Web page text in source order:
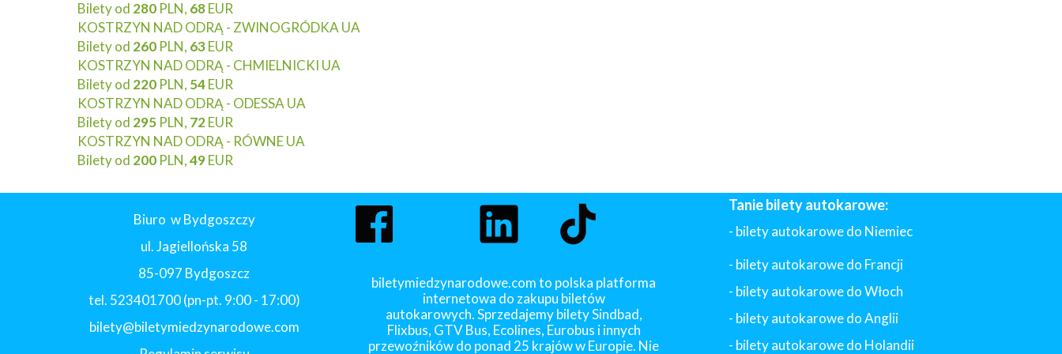
Bilety od 280 PLN, 68EUR
KOSTRZYN NAD ODRĄ - ZWINOGRÓDKA UA
Bilety od 260 PLN, 63EUR
KOSTRZYN NAD ODRĄ - CHMIELNICKI UA
Bilety od 220 PLN, 54EUR
KOSTRZYN NAD ODRĄ - ODESSA UA
Bilety od 295 PLN, 72EUR
KOSTRZYN NAD ODRĄ - RÓWNE UA
Bilety od 200 PLN,49EUR
biletymiedzynarodowe.com to polska platforma
internetowa do zakupu biletów
autokarowych. Sprzedajemy bilety Sindbad,
Flixbus, GTV Bus, Ecolines, Eurobus i innych
przewoźników do ponad 25 krajów w Europie. Nie
Tanie bilety autokarowe:
- bilety autokarowe do Niemiec
- bilety autokarowe do Francji
- bilety autokarowe do Włoch
- bilety autokarowe do Anglii
- bilety autokarowe do Holandii
Biuro w Bydgoszczy
ul. Jagiellońska 58
85-097 Bydgoszcz
tel. 523401700 (pn-pt. 9:00 - 17:00)
bilety@biletymiedzynarodowe.com